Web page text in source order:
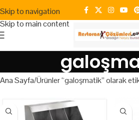
Skip to navigation
Skip to main content
Ana Sayfa Ürünler “galoşmatik” olarak